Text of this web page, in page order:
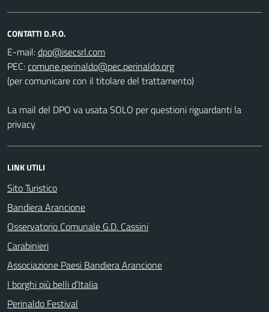
CONTATTI D.P.O.
E-mail:
PEC:
(per comunicare con il titolare del trattamento)
La mail del DPO va usata SOLO per questioni riguardanti la
privacy
LINK UTILI
Sito Turistico
Bandiera Arancione
Osservatorio Comunale G.D. Cassini
Carabinieri
Associazione Paesi Bandiera Arancione
I borghi più belli d’Italia
Perinaldo Festival